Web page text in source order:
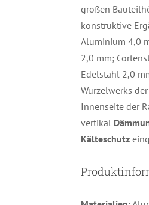
großen
konstruktive
Aluminium 4,0
2,0 mm;
Edelstahl 2,0
Wurzelwerks
Innenseite der
vertikal
Kälteschutz